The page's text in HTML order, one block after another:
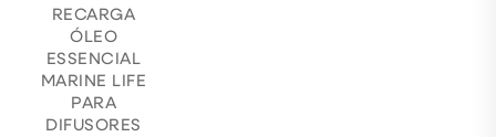
RECARGA
ÓLEO
ESSENCIAL
MARINE LIFE
PARA
DIFUSORES